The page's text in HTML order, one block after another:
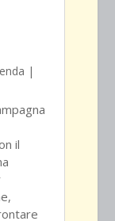
|
il